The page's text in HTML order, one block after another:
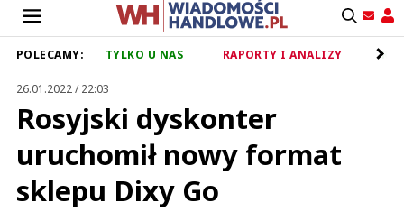
POLECAMY: TYLKO U NAS RAPORTY I ANALIZY
26.01.2022 / 22:03
Rosyjski dyskonter
uruchomił nowy format
sklepu Dixy Go